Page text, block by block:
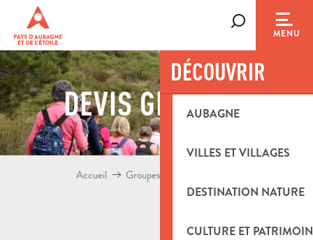
contenu
principal
MENU
DÉCOUVRIR
AUBAGNE
VILLES ET VILLAGES
DESTINATION NATURE
CULTURE ET
DEVIS GROUPES
Accueil Groupes